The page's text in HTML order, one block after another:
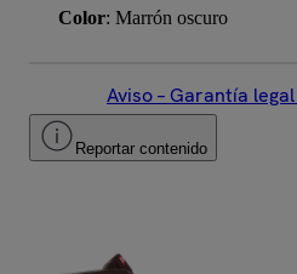
Color: Marrón oscuro
Aviso – Garantía
Reportar contenido